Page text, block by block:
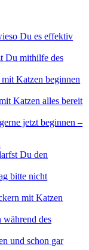
Du es effektiv
Du mithilfe des
Katzen beginnen
Katzen alles bereit
jetzt beginnen –
Du den
bitte nicht
mit Katzen
des
und schon gar